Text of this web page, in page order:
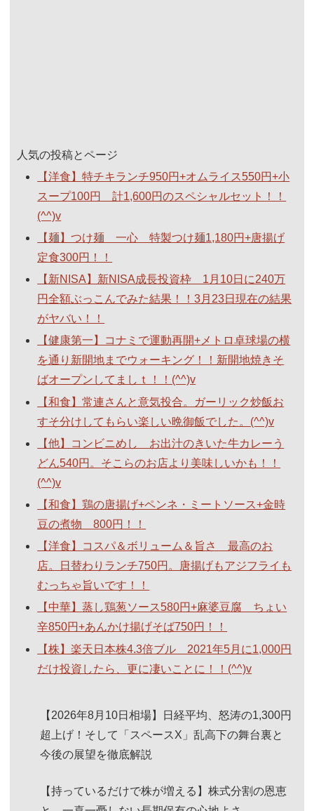
人気の投稿とページ
【洋食】特チキランチ950円+オムライス550円+小
スープ100円 計1,600円のスペシャルセット！！
(^^)v
【麺】つけ麺 一心 特製つけ麺1,180円+唐揚げ
定食300円！！
【新NISA】新NISA成長投資枠 1月10日に240万
円全額ぶっこんでみた結果！！3月23日現在の結果
がヤバい！！
【健康第一】コナミで運動再開+メトロ卓球場の横
を通り新開地までウォーキング！！新開地焼きそ
ばオープンしてましｔ！！(^^)v
【和食】常連さんと意気投合。ガーリック炒飯お
すそ分けしてもらい楽しい晩御飯でした。(^^)v
【他】コンビニめし お出汁のきいた牛カレーう
どん540円。そこらのお店より美味しいかも！！
(^^)v
【和食】鶏の唐揚げ+ペンネ・ミートソース+金時
豆の煮物 800円！！
【洋食】コスパ＆ボリューム＆旨さ 最高のお
店。日替わりランチ750円。唐揚げもアジフライも
むっちゃ旨いです！！
【中華】蒸し鶏葱ソース580円+麻婆豆腐 ちょい
辛850円+あんかけ揚げそば750円！！
【株】楽天日本株4.3倍ブル 2021年5月に1,000円
だけ投資したら、更に凄いことに！！(^^)v
【2026年8月10日相場】日経平均、怒涛の1,300円
超上げ！そして「スペースX」乱高下の舞台裏と
今後の展望を徹底解説
【持っているだけで株が増える】株式分割の恩恵